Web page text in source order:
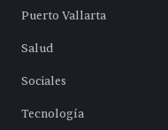
Puerto Vallarta
Salud
Sociales
Tecnología